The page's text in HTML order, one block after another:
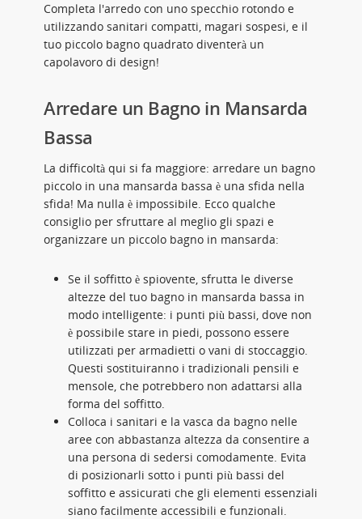
Completa l'arredo con uno specchio rotondo e
utilizzando sanitari compatti, magari sospesi, e il
tuo piccolo bagno quadrato diventerà un
capolavoro di design!
Arredare un Bagno in Mansarda
Bassa
La difficoltà qui si fa maggiore: arredare un bagno
piccolo in una mansarda bassa è una sfida nella
sfida! Ma nulla è impossibile. Ecco qualche
consiglio per sfruttare al meglio gli spazi e
organizzare un piccolo bagno in mansarda:
Se il soffitto è spiovente, sfrutta le diverse
altezze del tuo bagno in mansarda bassa in
modo intelligente: i punti più bassi, dove non
è possibile stare in piedi, possono essere
utilizzati per armadietti o vani di stoccaggio.
Questi sostituiranno i tradizionali pensili e
mensole, che potrebbero non adattarsi alla
forma del soffitto.
Colloca i sanitari e la vasca da bagno nelle
aree con abbastanza altezza da consentire a
una persona di sedersi comodamente. Evita
di posizionarli sotto i punti più bassi del
soffitto e assicurati che gli elementi essenziali
siano facilmente accessibili e funzionali.